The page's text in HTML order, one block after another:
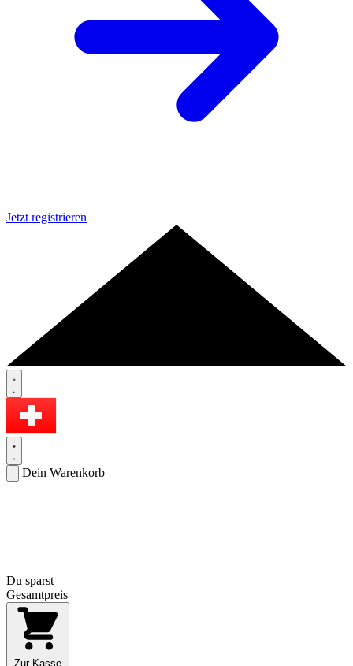
Jetzt registrieren
Dein Warenkorb
Du sparst
Gesamtpreis
Zur Kasse